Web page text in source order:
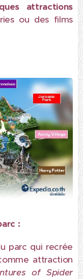
attractions
ou des films
:
parc qui recrée
attraction
of Spider